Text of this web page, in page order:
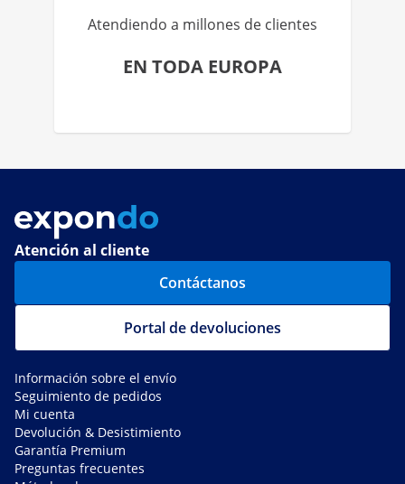
Atendiendo a millones de clientes
EN TODA EUROPA
Atención al cliente
Contáctanos
Portal de devoluciones
Información sobre el envío
Seguimiento de pedidos
Mi cuenta
Devolución & Desistimiento
Garantía Premium
Preguntas frecuentes